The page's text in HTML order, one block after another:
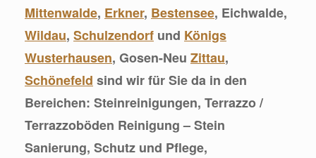
Mittenwalde, Erkner, Bestensee, Eichwalde,
Wildau, Schulzendorf und Königs
Wusterhausen, Gosen-Neu Zittau,
Schönefeld sind wir für Sie da in den
Bereichen: Steinreinigungen, Terrazzo /
Terrazzoböden Reinigung – Stein
Sanierung, Schutz und Pflege,